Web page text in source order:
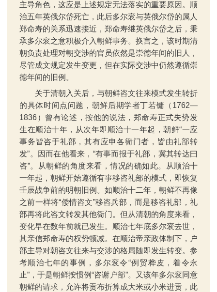
主导角色，这应是上述规定无法落实的重要原因。顺
治五年英俄尔岱死亡，此后多尔衮与英俄尔岱的属人
郑命寿的关系迅速接近，郑命寿继英俄尔岱之后，秉
承多尔衮之意积极介入朝鲜事务。换言之，该时期清
朝负责处理对朝交涉的官员依然是崇德年间的旧人，
尽管成文规定发生变更，但在实际交涉中仍然遵循崇
德年间的旧例。
关于清朝入关后，与朝鲜咨文往来模式发生转折
的具体时间点问题，朝鲜后期学者丁若镛（1762—
1836）曾有论述，按他的说法，郑命寿正式失势发
生在顺治十年，从次年即顺治十一年起，朝鲜“一应
事务皆咨于礼部，其有应申各衙门者，皆由礼部转
发”。因而在他看来，“有事而报于礼部，冀其转达曰
咨”。从朝鲜的角度来看，情况的确如此。从顺治十
一年起，朝鲜开始遵循有事移咨礼部的模式，即恢复
壬辰战争前的明朝旧例。如顺治十二年，朝鲜不再像
之前一样将“倭情咨文”移咨兵部，而是移咨礼部，礼
部再将此咨文转发其他衙门。但从清朝的角度来看，
变化早在数年前就已发生。顺治七年底多尔衮去世，
其亲信郑命寿的权势顿减。在顺治帝亲政体制下，户
部主导对朝咨文往来与交涉的格局随即发生转变。参
考顺治七年的事例，多尔衮令“例贸桦皮，着令永
止”，于是朝鲜按惯例“咨谢户部”。又该年多尔衮同意
朝鲜的请求，允许将贡布折算成大米或小米进贡，此